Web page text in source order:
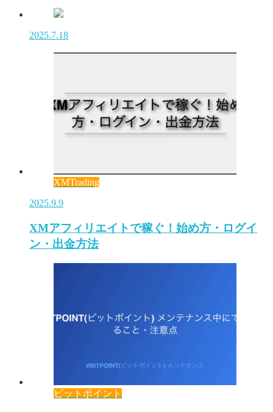
2025.7.18
XMTrading
2025.9.9
XMアフィリエイトで稼ぐ！始め方・ログイ
ン・出金方法
ビットポイント